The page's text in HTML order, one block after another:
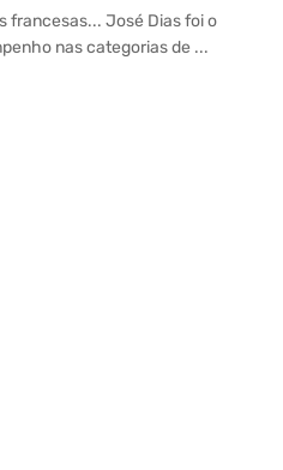
francesas... José Dias foi o
nas categorias de ...